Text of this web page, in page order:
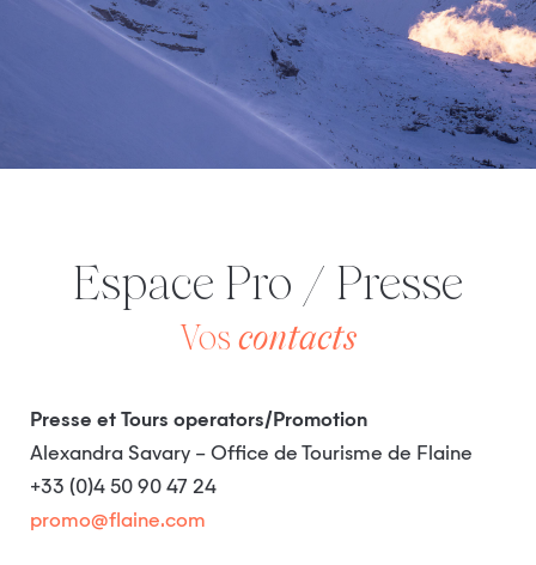
Espace Pro / Presse
Vos contacts
Presse et Tours operators/Promotion
Alexandra Savary – Office de Tourisme de Flaine
+33 (0)4 50 90 47 24
promo@flaine.com